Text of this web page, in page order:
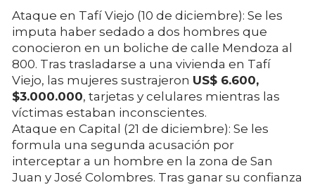
Ataque en Tafí Viejo (10 de diciembre): Se les
imputa haber sedado a dos hombres que
conocieron en un boliche de calle Mendoza al
800. Tras trasladarse a una vivienda en Tafí
Viejo, las mujeres sustrajeron US$ 6.600,
$3.000.000, tarjetas y celulares mientras las
víctimas estaban inconscientes.
Ataque en Capital (21 de diciembre): Se les
formula una segunda acusación por
interceptar a un hombre en la zona de San
Juan y José Colombres. Tras ganar su confianza